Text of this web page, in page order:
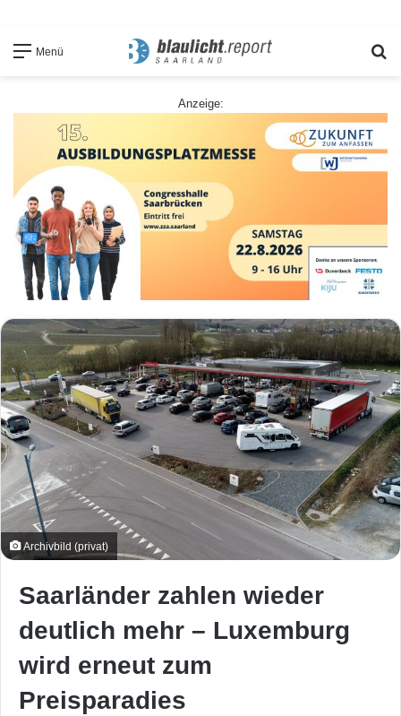
Menü
Anzeige:
Archivbild (privat)
Saarländer zahlen wieder
deutlich mehr – Luxemburg
wird erneut zum
Preisparadies